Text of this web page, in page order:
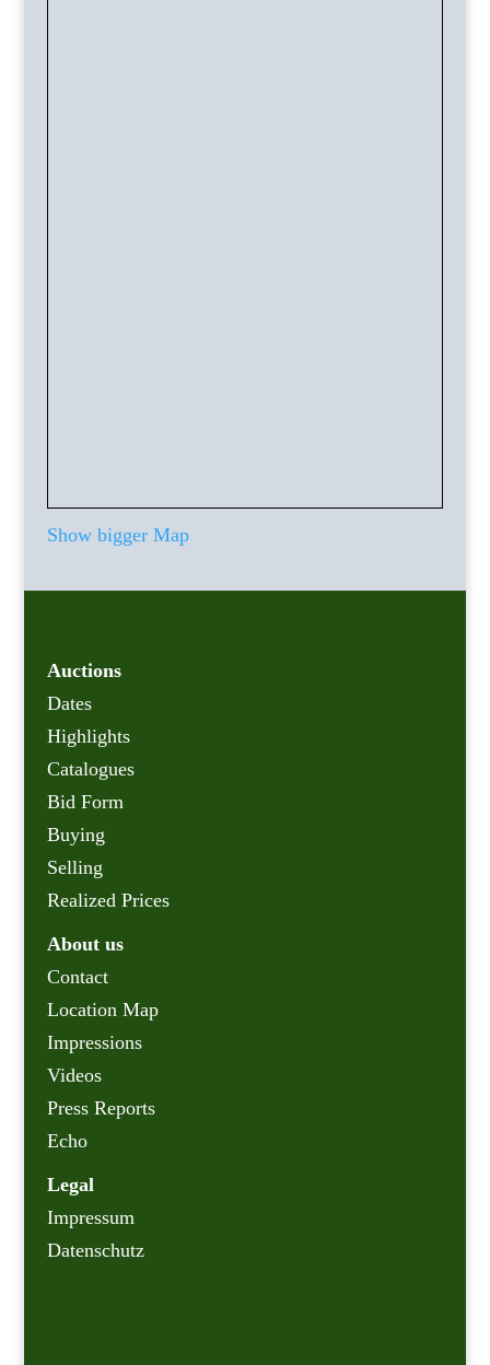
Show bigger Map
Auctions
Dates
Highlights
Catalogues
Bid Form
Buying
Selling
Realized Prices
About us
Contact
Location Map
Impressions
Videos
Press Reports
Echo
Legal
Impressum
Datenschutz